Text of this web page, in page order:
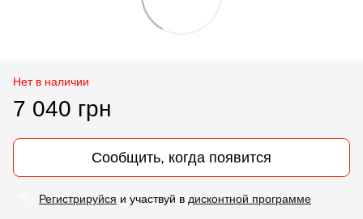
Нет в наличии
7 040 грн
Сообщить, когда появится
Регистрируйся и участвуй в дисконтной программе